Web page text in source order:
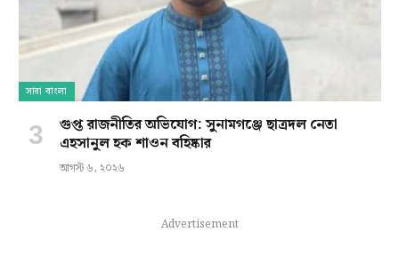
সারা বাংলা
গুপ্ত রাজনীতির অভিযোগ: সুনামগঞ্জে ছাত্রদল নেতা
এহসানুল হক শাওন বহিষ্কার
আগস্ট ৬, ২০২৬
Advertisement